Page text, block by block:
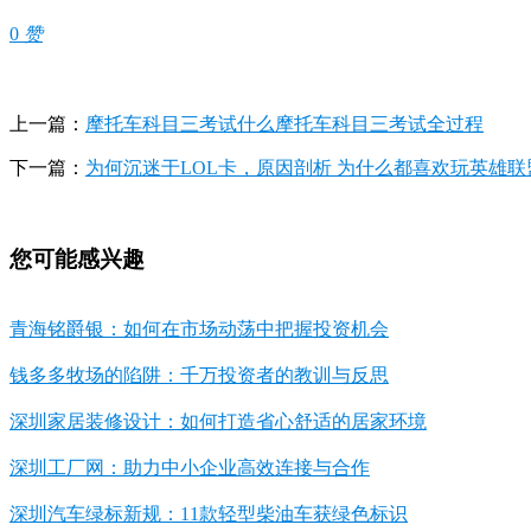
0 赞
上一篇： 摩托车科目三考试什么摩托车科目三考试全过程
下一篇： 为何沉迷于LOL卡，原因剖析 为什么都喜欢玩英雄联
您可能感兴趣
青海铭爵银：如何在市场动荡中把握投资机会
钱多多牧场的陷阱：千万投资者的教训与反思
深圳家居装修设计：如何打造省心舒适的居家环境
深圳工厂网：助力中小企业高效连接与合作
深圳汽车绿标新规：11款轻型柴油车获绿色标识